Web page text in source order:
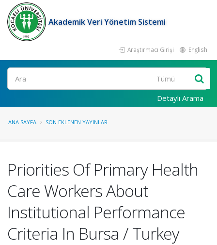
Akademik Veri Yönetim Sistemi
Araştırmacı Girişi English
Ara
Detaylı Arama
ANA SAYFA SON EKLENEN YAYINLAR
Priorities Of Primary Health
Care Workers About
Institutional Performance
Criteria In Bursa / Turkey